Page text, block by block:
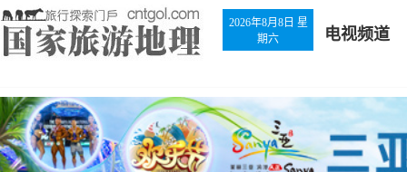
2026年8月8日 星
期六
电视频道